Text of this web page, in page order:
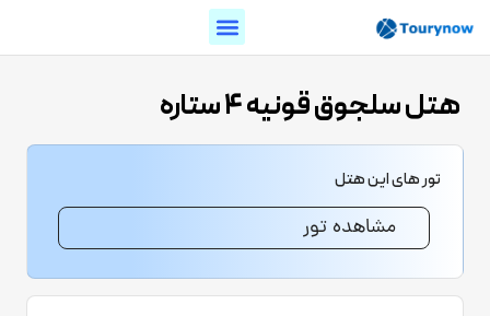
هتل سلجوق قونیه ۴ ستاره
تور های این هتل
مشاهده تور